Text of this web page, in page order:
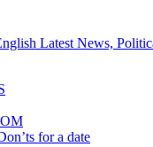
for a date